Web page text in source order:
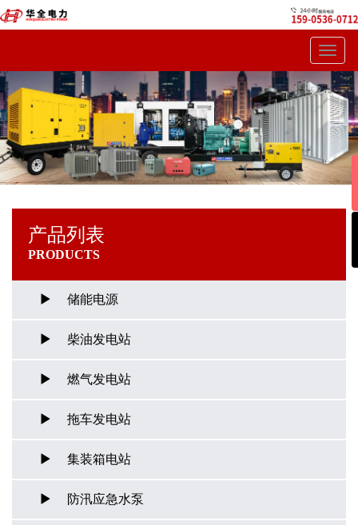
产品列表
PRODUCTS
储能电源
柴油发电站
燃气发电站
拖车发电站
集装箱电站
防汛应急水泵